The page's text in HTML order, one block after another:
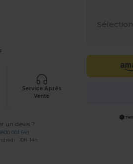
Service Après
Vente
un devis ?
001 649
: 10h-14h